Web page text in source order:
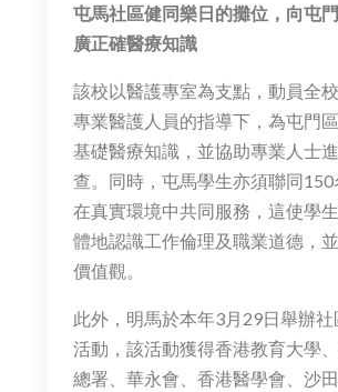
屯馬社區健同樂日的攤位，向屯
廣正確醫療知識
該校以醫護專室為支點，動員全
專業醫護人員的指導下，為屯門
基礎醫療知識，並協助專業人士
查。同時，屯馬學生亦須聯同150
在真實環境中共同服務，這使學
體地認識工作倫理及職業道德，
價值觀。
此外，明馬於本年3月29日舉辦
活動，該活動獲得香港教育大學
總署、華永會、香港醫學會、沙